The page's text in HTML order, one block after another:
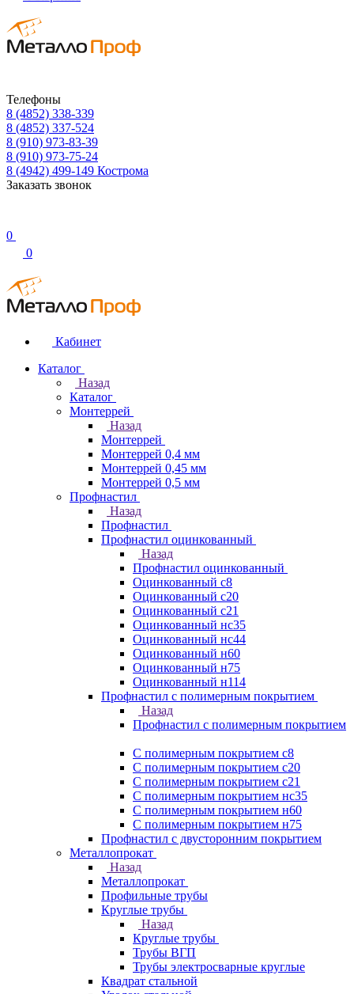
Телефоны
8 (4852) 338-339
8 (4852) 337-524
8 (910) 973-83-39
8 (910) 973-75-24
8 (4942) 499-149 Кострома
Заказать звонок
0
0
Кабинет
Каталог
Назад
Каталог
Монтеррей
Назад
Монтеррей
Монтеррей 0,4 мм
Монтеррей 0,45 мм
Монтеррей 0,5 мм
Профнастил
Назад
Профнастил
Профнастил оцинкованный
Назад
Профнастил оцинкованный
Оцинкованный с8
Оцинкованный с20
Оцинкованный с21
Оцинкованный нс35
Оцинкованный нс44
Оцинкованный н60
Оцинкованный н75
Оцинкованный н114
Профнастил с полимерным покрытием
Назад
Профнастил с полимерным покрытием
С полимерным покрытием с8
С полимерным покрытием с20
С полимерным покрытием с21
С полимерным покрытием нс35
С полимерным покрытием н60
С полимерным покрытием н75
Профнастил с двусторонним покрытием
Металлопрокат
Назад
Металлопрокат
Профильные трубы
Круглые трубы
Назад
Круглые трубы
Трубы ВГП
Трубы электросварные круглые
Квадрат стальной